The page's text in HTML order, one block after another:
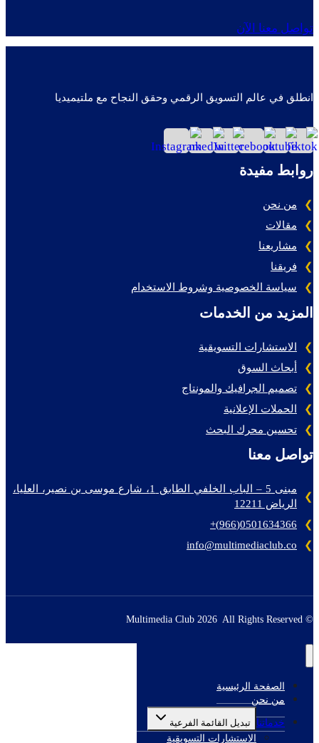
تواصل معنا الآن
انطلق في عالم التسويق الرقمي وحقق النجاح مع ملتيميديا
روابط مفيدة
من نحن
مقالات
مشاريعنا
فريقنا
سياسة الخصوصية وشروط الاستخدام
المزيد من الخدمات
الاستشارات التسويقية
أبحاث السوق
تصميم الجرافيك والمونتاج
الحملات الإعلانية
تحسين محرك البحث
تواصل معنا
مبنى 5 – الباب الخلفي الطابق 1، شارع موسى بن نصير، العليا،
الرياض 12211
0501634366(966)+
info@multimediaclub.co
© Multimedia Club 2026 All Rights Reserved
الصفحة الرئيسية
من نحن
خدماتنا تبديل القائمة الفرعية
الاستشارات التسويقية